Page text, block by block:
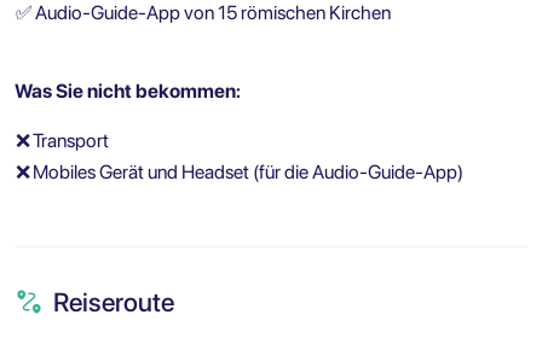
✅Audio-Guide-App von 15 römischen Kirchen
Was Sie nicht bekommen:
❌Transport
❌Mobiles Gerät und Headset (für die Audio-Guide-App)
Reiseroute